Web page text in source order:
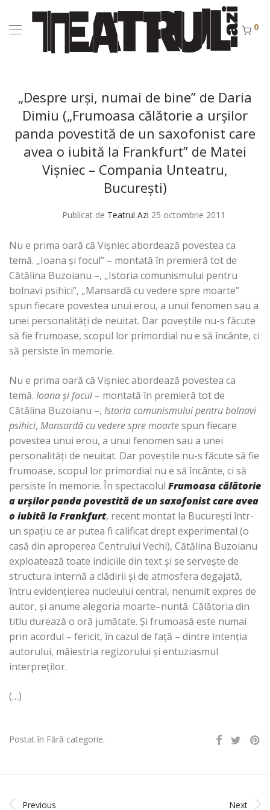
0
„Despre urşi, numai de bine” de Daria
Dimiu („Frumoasa călătorie a urşilor
panda povestită de un saxofonist care
avea o iubită la Frankfurt” de Matei
Vişniec – Compania Unteatru,
Bucureşti)
Publicat de Teatrul Azi 25 octombrie 2011
Nu e prima oară că Vişniec abordează povestea ca
temă. „Ioana şi focul” – montată în premieră tot de
Cătălina Buzoianu –, „Istoria comunismului pentru
bolnavi psihici”, „Mansardă cu vedere spre moarte”
spun fiecare povestea unui erou, a unui fenomen sau a
unei personalităţi de neuitat. Dar poveştile nu-s făcute
să fie frumoase, scopul lor primordial nu e să încânte, ci
să persiste în memorie.
Nu e prima oară că Vişniec abordează povestea ca
temă. Ioana şi focul– montată în premieră tot de
Cătălina Buzoianu –, Istoria comunismului pentru bolnavi
psihici, Mansardă cu vedere spre moartespun fiecare
povestea unui erou, a unui fenomen sau a unei
personalităţi de neuitat. Dar poveştile nu-s făcute să fie
frumoase, scopul lor primordial nu e să încânte, ci să
persiste în memorie. În spectacolul Frumoasa călătorie
a urşilor panda povestită de un saxofonist care avea
o iubită la Frankfurt, recent montat la Bucureşti într-
un spaţiu ce ar putea fi calificat drept experimental (o
casă din aproperea Centrului Vechi), Cătălina Buzoianu
exploatează toate indiciile din text şi se serveşte de
structura internă a clădirii şi de atmosfera degajată,
întru evidenţierea nucleului central, nenumit expres de
autor, şi anume alegoria moarte–nuntă. Călătoria din
titlu durează o oră jumătate. Şi frumoasă este numai
prin acordul – fericit, în cazul de faţă – dintre intenţia
autorului, măiestria regizorului şi entuziasmul
interpreţilor.
(…)
Postat în Fără categorie.
Previous Next